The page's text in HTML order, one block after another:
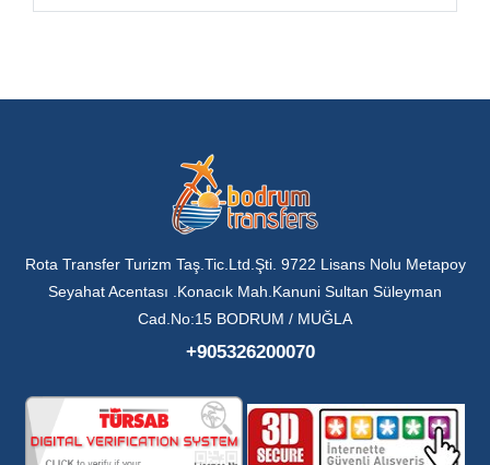
Rota Transfer Turizm Taş.Tic.Ltd.Şti. 9722 Lisans Nolu Metapoy
Seyahat Acentası .Konacık Mah.Kanuni Sultan Süleyman
Cad.No:15 BODRUM / MUĞLA
+905326200070